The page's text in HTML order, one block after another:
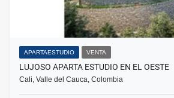
APARTAESTUDIO VENTA
LUJOSO APARTA ESTUDIO EN EL OESTE
Cali, Valle del Cauca, Colombia